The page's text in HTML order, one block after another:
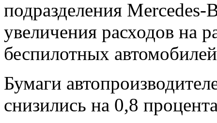
подразделения Mercedes-
увеличения расходов на
беспилотных
Бумаги
снизились на 0,8